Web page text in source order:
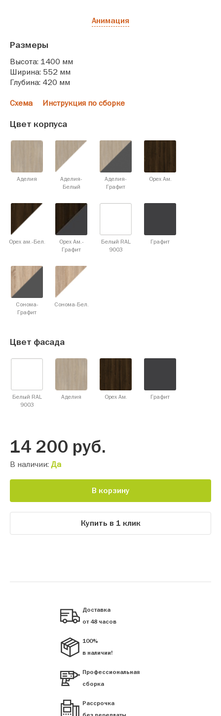
Анимация
Размеры
Высота: 1400 мм
Ширина: 552 мм
Глубина: 420 мм
Схема Инструкция по сборке
Цвет корпуса
Аделия
Аделия-
Белый
Аделия-
Графит
Орех Ам.
Орех ам.-Бел.
Орех Ам.-
Графит
Белый RAL
9003
Графит
Сонома-
Графит
Сонома-Бел.
Цвет фасада
Белый RAL
9003
Аделия Орех Ам. Графит
14 200 руб.
В наличии: Да
В корзину
Купить в 1 клик
Доставка
от 48 часов
100%
в наличии!
Профессиональная
сборка
Рассрочка